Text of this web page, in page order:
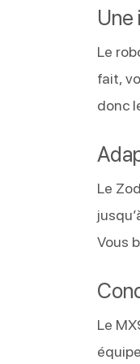
Une
Le
fait,
donc
Le
Vous
Le